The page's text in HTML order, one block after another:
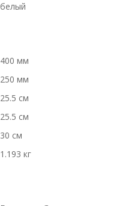
белый
400 мм
250 мм
25.5 см
25.5 см
30 см
1.193 кг